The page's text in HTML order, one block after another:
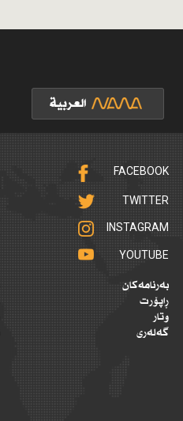
FACEBOOK
TWITTER
INSTAGRAM
YOUTUBE
بەرنامەکان
ڕاپۆرت
وتار
گەلەری